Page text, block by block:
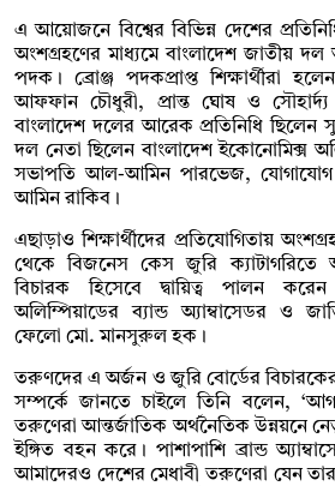
এ আয়োজনে বিশ্বের বিভিন্ন দেশের
অংশগ্রহণের মাধ্যমে বাংলাদেশ জাতীয় দল
পদক। ব্রোঞ্জ পদকপ্রাপ্ত শিক্ষার্থীরা
আফফান চৌধুরী, প্রান্ত ঘোষ ও
বাংলাদেশ দলের আরেক প্রতিনিধি
দল নেতা ছিলেন বাংলাদেশ ইকোনোমিক্স
সভাপতি আল-আমিন পারভেজ,
আমিন রাকিব।
এছাড়াও শিক্ষার্থীদের প্রতিযোগিতায়
থেকে বিজনেস কেস জুরি ক্যাটাগরিতে
বিচারক হিসেবে দ্বায়িত্ব পালন
অলিম্পিয়াডের ব্যান্ড অ্যাম্বাসেডর ও
ফেলো মো. মানসুরুল হক।
তরুণদের এ অর্জন ও জুরি বোর্ডের বিচারকের
সম্পর্কে জানতে চাইলে তিনি বলেন,
তরুণেরা আন্তর্জাতিক অর্থনৈতিক উন্নয়নে
ইঙ্গিত বহন করে। পাশাপাশি ব্রান্ড
আমাদেরও দেশের মেধাবী তরুণেরা যেন তার